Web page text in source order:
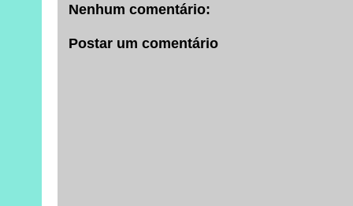
Nenhum comentário:
Postar um comentário